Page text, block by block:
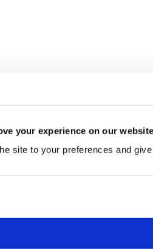
your experience on our website
site to your preferences and